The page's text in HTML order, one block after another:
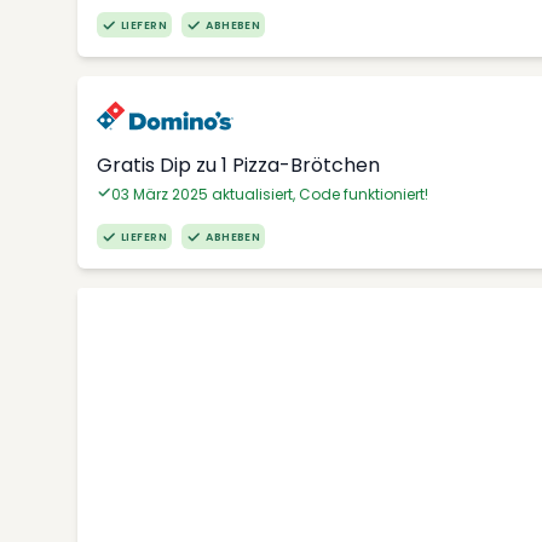
LIEFERN ABHEBEN
Gratis Dip zu 1 Pizza-Brötchen
03 März 2025 aktualisiert, Code funktioniert!
LIEFERN ABHEBEN